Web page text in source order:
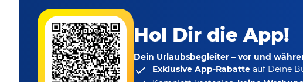
Hol Dir die App!
Dein Urlaubsbegleiter – vor und
Exklusive App-Rabatte auf Deine